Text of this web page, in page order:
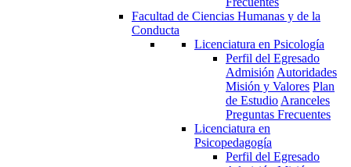
Facultad de Ciencias Humanas y de la
Conducta
Licenciatura en Psicología
Perfil del Egresado
AdmisiónAutoridades
Misión y Valores Plan
de EstudioAranceles
Preguntas Frecuentes
Licenciatura en
Psicopedagogía
Perfil del Egresado